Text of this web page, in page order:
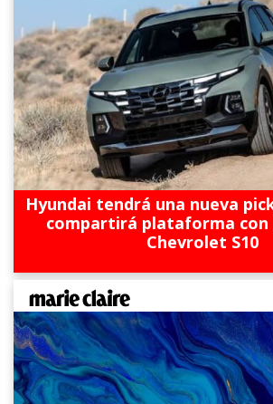
Hyundai tendrá una nueva
compartirá plataforma con
Chevrolet S10